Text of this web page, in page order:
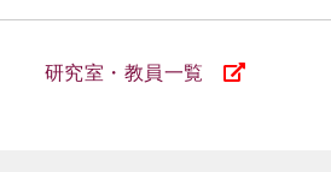
研究室・教員一覧